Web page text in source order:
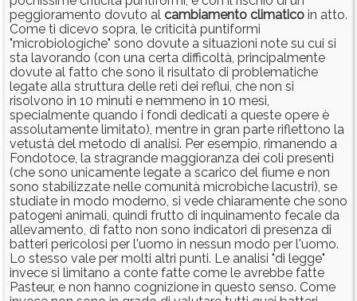
peggioramento dovuto al cambiamento climatico in atto.
Come ti dicevo sopra, le criticità puntiformi
"microbiologiche" sono dovute a situazioni note su cui si
sta lavorando (con una certa difficoltà, principalmente
dovute al fatto che sono il risultato di problematiche
legate alla struttura delle reti dei reflui, che non si
risolvono in 10 minuti e nemmeno in 10 mesi,
specialmente quando i fondi dedicati a queste opere è
assolutamente limitato), mentre in gran parte riflettono la
vetustà del metodo di analisi. Per esempio, rimanendo a
Fondotoce, la stragrande maggioranza dei coli presenti
(che sono unicamente legate a scarico del fiume e non
sono stabilizzate nelle comunità microbiche lacustri), se
studiate in modo moderno, si vede chiaramente che sono
patogeni animali, quindi frutto di inquinamento fecale da
allevamento, di fatto non sono indicatori di presenza di
batteri pericolosi per l'uomo in nessun modo per l'uomo.
Lo stesso vale per molti altri punti. Le analisi "di legge"
invece si limitano a conte fatte come le avrebbe fatte
Pasteur, e non hanno cognizione in questo senso. Come